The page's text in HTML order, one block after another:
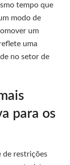
tempo que
modo de
um
uma
no setor de
para os
de restrições